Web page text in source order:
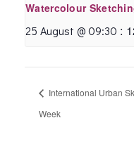
Watercolour
25 August @ 09:30 :
International Urban
Week